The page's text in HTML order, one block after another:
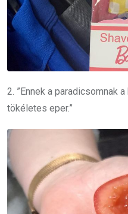
2. ”Ennek a paradicsomnak
tökéletes eper.”